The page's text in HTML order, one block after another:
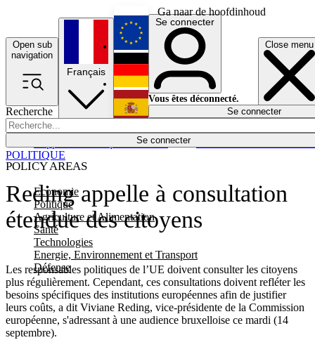
Ga naar de hoofdinhoud
Open sub
navigation
Close menu
Recherche
Se connecter
POLICY AREAS
Economie
Politique
Agriculture et Alimentation
Santé
Technologies
Energie, Environnement et Transport
Défense
Économie
Français
English
Deutsch
Español
Se connecter
Vous êtes déconnecté.
Se connecter
Reding appelle à consultation
étendue des citoyens
Les responsables politiques de l’UE doivent consulter les citoyens
plus régulièrement. Cependant, ces consultations doivent refléter les
besoins spécifiques des institutions européennes afin de justifier
leurs coûts, a dit Viviane Reding, vice-présidente de la Commission
européenne, s'adressant à une audience bruxelloise ce mardi (14
septembre).
POLITIQUE